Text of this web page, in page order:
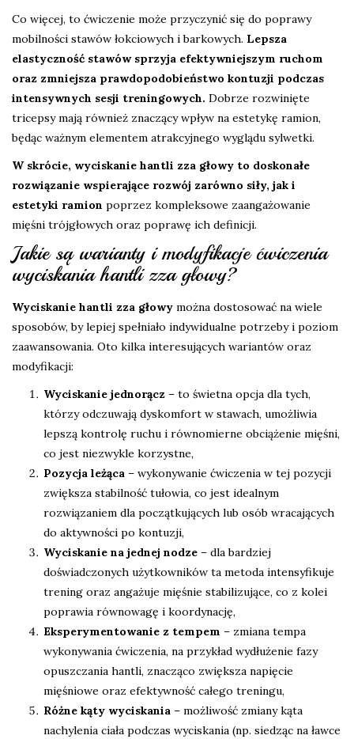
Co więcej, to ćwiczenie może przyczynić się do poprawy
mobilności stawów łokciowych i barkowych. Lepsza
elastyczność stawów sprzyja efektywniejszym ruchom
oraz zmniejsza prawdopodobieństwo kontuzji podczas
intensywnych sesji treningowych. Dobrze rozwinięte
tricepsy mają również znaczący wpływ na estetykę ramion,
będąc ważnym elementem atrakcyjnego wyglądu sylwetki.
W skrócie, wyciskanie hantli zza głowy to doskonałe
rozwiązanie wspierające rozwój zarówno siły, jak i
estetyki ramion poprzez kompleksowe zaangażowanie
mięśni trójgłowych oraz poprawę ich definicji.
Jakie są warianty i modyfikacje ćwiczenia
wyciskania hantli zza głowy?
Wyciskanie hantli zza głowy można dostosować na wiele
sposobów, by lepiej spełniało indywidualne potrzeby i poziom
zaawansowania. Oto kilka interesujących wariantów oraz
modyfikacji:
Wyciskanie jednorącz – to świetna opcja dla tych,
którzy odczuwają dyskomfort w stawach, umożliwia
lepszą kontrolę ruchu i równomierne obciążenie mięśni,
co jest niezwykle korzystne,
Pozycja leżąca – wykonywanie ćwiczenia w tej pozycji
zwiększa stabilność tułowia, co jest idealnym
rozwiązaniem dla początkujących lub osób wracających
do aktywności po kontuzji,
Wyciskanie na jednej nodze – dla bardziej
doświadczonych użytkowników ta metoda intensyfikuje
trening oraz angażuje mięśnie stabilizujące, co z kolei
poprawia równowagę i koordynację,
Eksperymentowanie z tempem – zmiana tempa
wykonywania ćwiczenia, na przykład wydłużenie fazy
opuszczania hantli, znacząco zwiększa napięcie
mięśniowe oraz efektywność całego treningu,
Różne kąty wyciskania – możliwość zmiany kąta
nachylenia ciała podczas wyciskania (np. siedząc na ławce